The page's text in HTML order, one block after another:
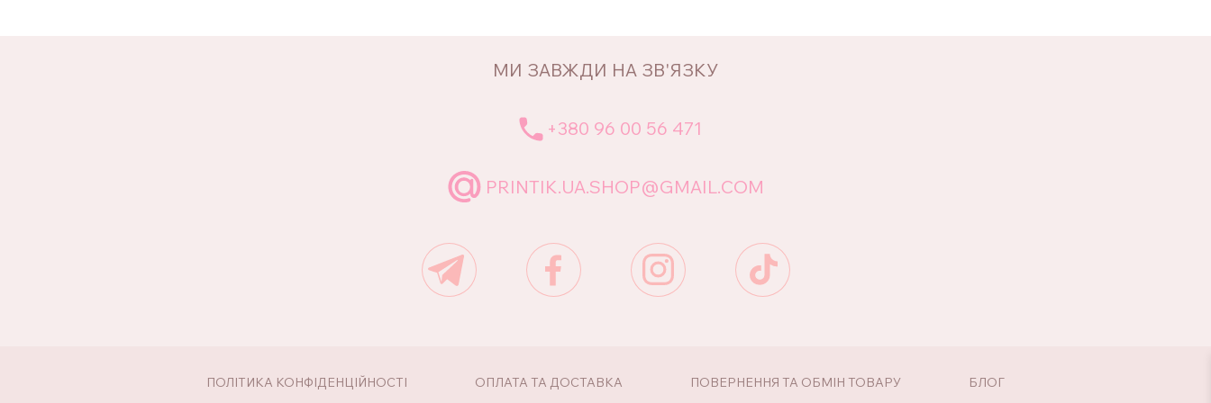
МИ ЗАВЖДИ НА ЗВ'ЯЗКУ
+380 96 00 56 471
PRINTIK.UA.SHOP@GMAIL.COM
ПОЛІТИКА КОНФІДЕНЦІЙНОСТІ ОПЛАТА ТА ДОСТАВКА ПОВЕРНЕННЯ ТА ОБМІН ТОВАРУ БЛОГ